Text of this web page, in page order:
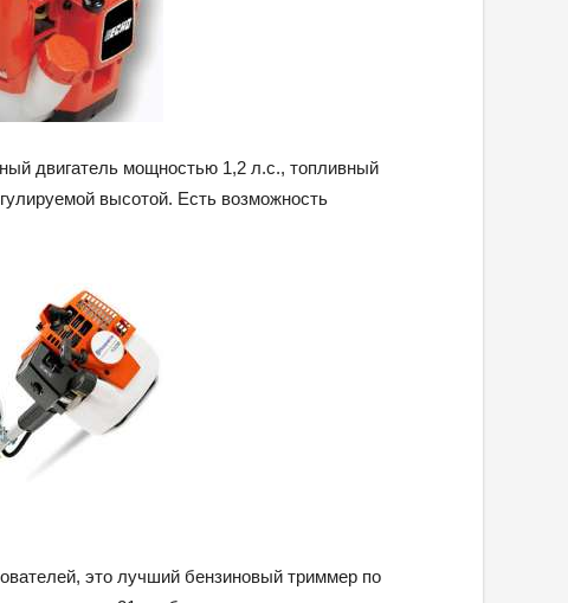
двигатель мощностью 1,2 л.с., топливный
высотой. Есть возможность
это лучший бензиновый триммер по